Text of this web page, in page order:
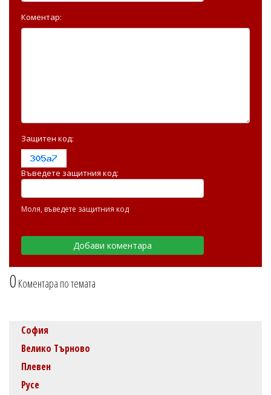
0Коментара по темата
Коментар:
Защитен код:
Въведете защитния код:
Моля, въведете защитния код
София
Велико Търново
Плевен
Русе